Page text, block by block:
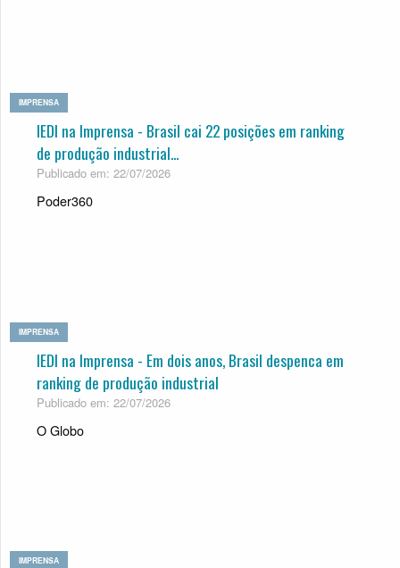
IMPRENSA
IEDI na Imprensa - Brasil cai 22 posições em ranking
de produção industrial...
Publicado em: 22/07/2026
Poder360
IMPRENSA
IEDI na Imprensa - Em dois anos, Bra­sil des­penca em
ran­king de pro­du­ção indus­trial
Publicado em: 22/07/2026
O Globo
IMPRENSA